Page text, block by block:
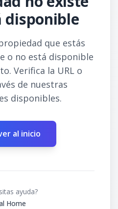
disponible
que estás
o no está disponible
Verifica la URL o
de nuestras
disponibles.
al inicio
ayuda?
Home